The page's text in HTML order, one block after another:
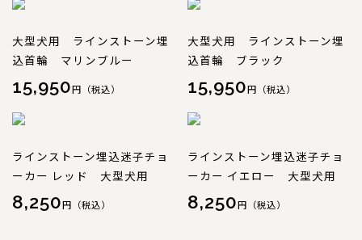
大型犬用 ラインストーン埋
込首輪 マリンブルー
15,950円（税込）
大型犬用 ラインストーン埋
込首輪 ブラック
15,950円（税込）
ラインストーン埋込迷子チョ
ーカー レッド 大型犬用
8,250円（税込）
ラインストーン埋込迷子チョ
ーカー イエロー 大型犬用
8,250円（税込）